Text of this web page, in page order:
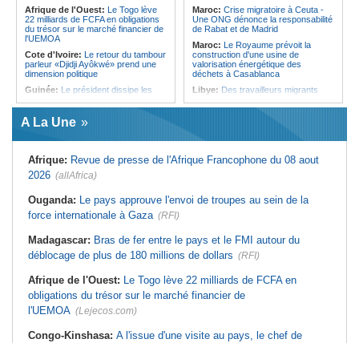
Afrique de l'Ouest: Le Togo lève
22 milliards de FCFA en obligations
du trésor sur le marché financier de
l'UEMOA
Cote d'Ivoire: Le retour du tambour
parleur «Djidji Ayôkwé» prend une
dimension politique
Guinée: Le président dissipe les
santé dans un message publié sur X
Afrique:Etats généraux de
rupture
Sénégal:Élections locales au pays
- Les retards du calendrier
alimentent les soupçons d'un report
Mali:
10 ressortissants chinois ont
été arrêtés pour l'ouverture d'un
casino clandestin
mortalité maternelle - La SOGOB
forme les sages-femmes à la
prévention de l'hémorragie du post-
Sénégal: Ziguinchor - Plusieurs
têtes de bétail foudroyées par un
poste électrique
Maroc: Crise migratoire à Ceuta -
Une ONG dénonce la responsabilité
de Rabat et de Madrid
Maroc: Le Royaume prévoit la
construction d'une usine de
valorisation énergétique des
déchets à Casablanca
Libye: Des travailleurs migrants
agents de sécurité, selon des
huit nations qualifiés pour les quarts
de finale
de Sebta
et s'incline face à la Tunisie (44-43)
Tunisie:
Basket - Eliminatoires
mondial Qatar 2027 - Second tour -
Tunisie:Diplomatie tunisienne -
L'engagement sans faille de Kaïs
A La Une
Afrique: Revue de presse de l'Afrique Francophone du 08 aout
2026 (allAfrica)
Ouganda: Le pays approuve l'envoi de troupes au sein de la
force internationale à Gaza (RFI)
Madagascar: Bras de fer entre le pays et le FMI autour du
déblocage de plus de 180 millions de dollars (RFI)
Afrique de l'Ouest: Le Togo lève 22 milliards de FCFA en
obligations du trésor sur le marché financier de
l'UEMOA (Lejecos.com)
Congo-Kinshasa: A l'issue d'une visite au pays, le chef de